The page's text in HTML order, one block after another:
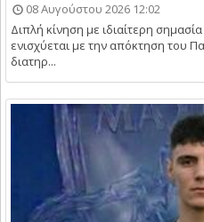
08 Αυγούστου 2026 12:02
Διπλή κίνηση με ιδιαίτερη
ενισχύεται με την απόκτηση του
διατηρ...